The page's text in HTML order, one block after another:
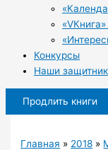
Конкурсы
Наши
Продлить книги
Главная 2018